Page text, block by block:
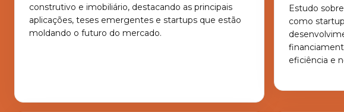
construtivo e imobiliário, destacando as principais
aplicações, teses emergentes e startups que estão
moldando o futuro do mercado.
Estudo
como
eficiência e